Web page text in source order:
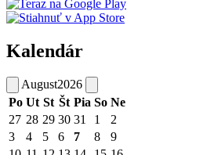
Kalendár
August2026
Po Ut St Št Pia So Ne
27 28 29 30 31 1
2
3
4 5 6 7 8
9